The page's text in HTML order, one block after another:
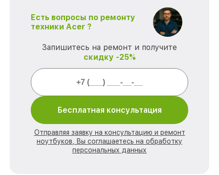
Есть вопросы по ремонту
техники Acer ?
Запишитесь на ремонт и получите
скидку -25%
Бесплатная консультация
Отправляя заявку на консультацию и ремонт
ноутбуков, Вы соглашаетесь на обработку
персональных данных